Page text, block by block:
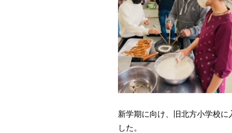
新学期に向け、旧北方小学校
した。